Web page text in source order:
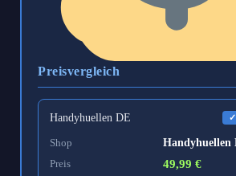
Preisvergleich
Handyhuellen DE ✓
Shop
Handyhuellen
Preis
49,99 €